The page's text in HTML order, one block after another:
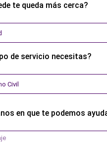
te queda más cerca?
de servicio necesitas?
en que te podemos